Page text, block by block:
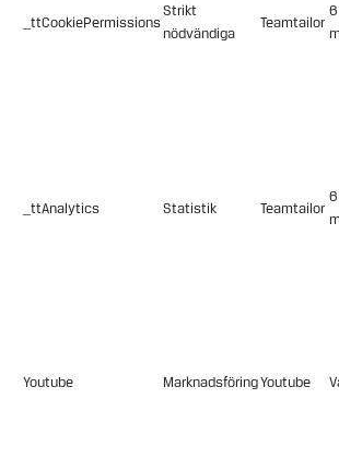
_ttCookiePermissions
Strikt
nödvändiga
Teamtailor
6
_ttAnalytics Statistik Teamtailor
6
Youtube MarknadsföringYoutube